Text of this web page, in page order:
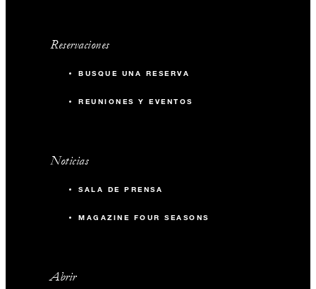
Reservaciones
BUSQUE UNA RESERVA
REUNIONES Y EVENTOS
Noticias
SALA DE PRENSA
MAGAZINE FOUR SEASONS
Abrir